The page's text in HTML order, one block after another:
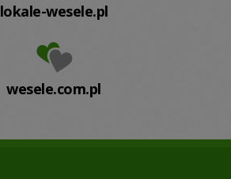
lokale-wesele.pl
wesele.com.pl